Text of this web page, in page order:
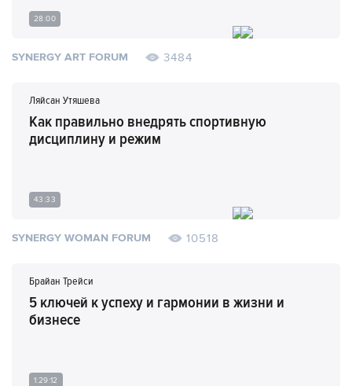
28:00
SYNERGY ART FORUM 3484
Ляйсан Утяшева
Как правильно внедрять спортивную
дисциплину и режим
43:33
SYNERGY WOMAN FORUM 10518
Брайан Трейси
5 ключей к успеху и гармонии в жизни и
бизнесе
1:29:12